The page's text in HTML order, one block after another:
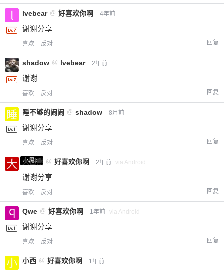
lvebear @ 好喜欢你啊 4年前
谢谢分享
喜欢 反对 回复
shadow @ lvebear 2年前
谢谢
喜欢 反对 回复
睡不够的闹闹 @ shadow 8月前
谢谢分享
喜欢 反对 回复
小黑屋
大白熊 @ 好喜欢你啊 2年前 via Android
谢谢分享
喜欢 反对 回复
Qwe @ 好喜欢你啊 1年前 via Android
谢谢分享
喜欢 反对 回复
小西 @ 好喜欢你啊 1年前